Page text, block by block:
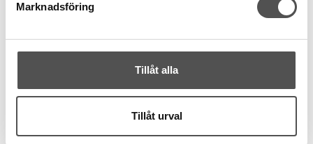
Marknadsföring
Tillåt alla
Tillåt urval